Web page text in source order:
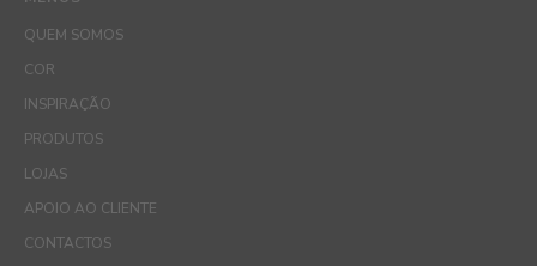
QUEM SOMOS
COR
INSPIRAÇÃO
PRODUTOS
LOJAS
APOIO AO CLIENTE
CONTACTOS